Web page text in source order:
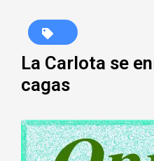
La Carlota se
cagas